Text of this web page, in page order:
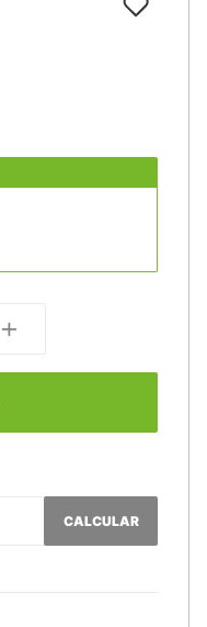
CALCULAR